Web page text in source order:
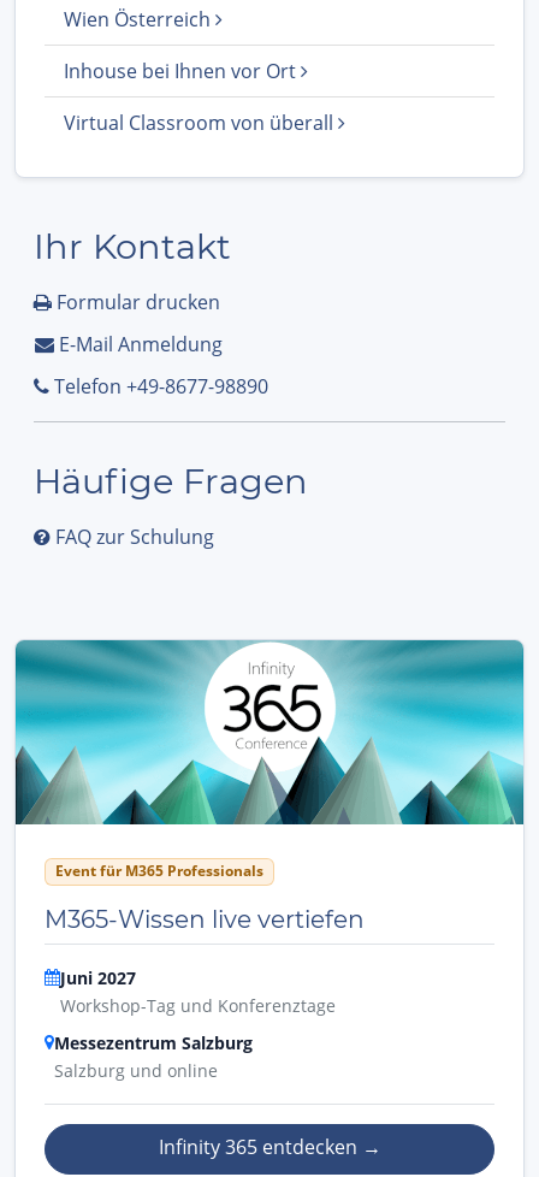
Wien Österreich
Inhouse bei Ihnen vor Ort
Virtual Classroom von überall
Ihr Kontakt
Formular drucken
E-Mail Anmeldung
Telefon +49-8677-98890
Häufige Fragen
FAQ zur Schulung
Event für M365 Professionals
M365-Wissen live vertiefen
Juni 2027
Workshop-Tag und Konferenztage
Messezentrum Salzburg
Salzburg und online
Infinity 365 entdecken →